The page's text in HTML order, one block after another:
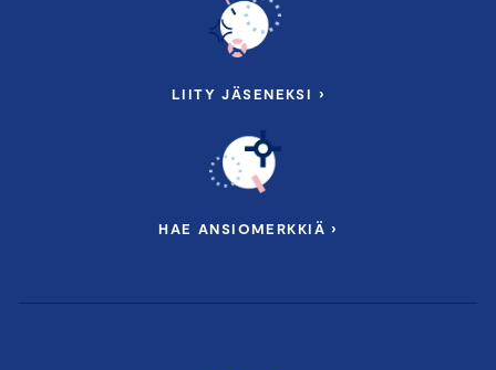
LIITY JÄSENEKSI ›
HAE ANSIOMERKKIÄ ›